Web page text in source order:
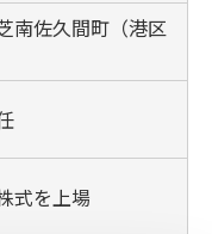
南佐久間町（港区
式を上場